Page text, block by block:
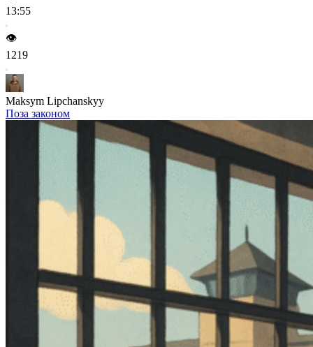
13:55
👁️
1219
Maksym Lipchanskyy
Поза законом